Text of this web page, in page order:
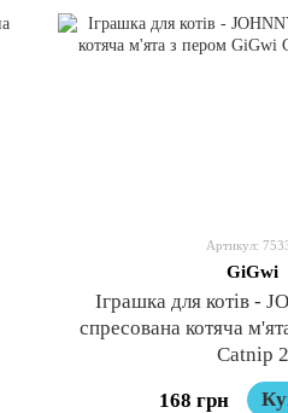
Артикул:
GiGwi
Іграшка для котів -
спресована котяча
Catnip 2
168 грн